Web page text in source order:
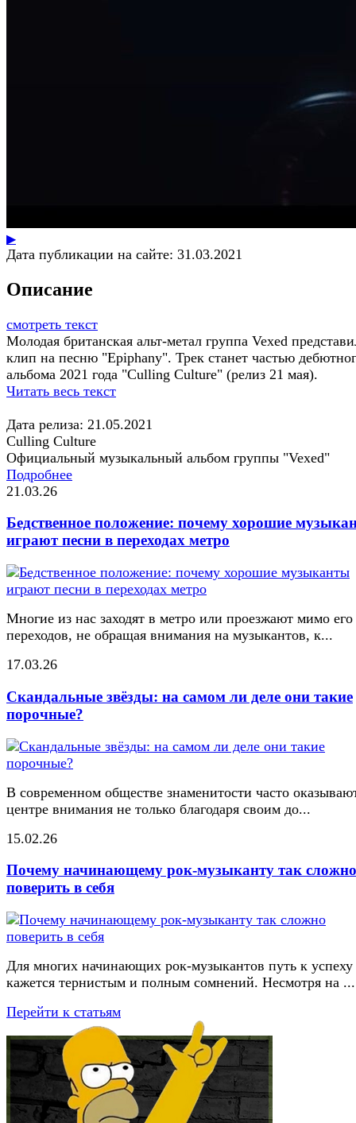
▶
Дата публикации на сайте: 31.03.2021
Описание
смотреть текст
Молодая британская альт-метал группа Vexed
клип на песню "Epiphany". Трек станет частью
альбома 2021 года "Culling Culture" (релиз 21 мая).
Читать весь текст
Дата релиза: 21.05.2021
Culling Culture
Официальный музыкальный альбом группы "Vexed"
Подробнее
21.03.26
Бедственное положение: почему хорошие
играют песни в переходах метро
Многие из нас заходят в метро или проезжают мимо его
переходов, не обращая внимания на музыкантов, к...
17.03.26
Скандальные звёзды: на самом ли деле они такие
порочные?
В современном обществе знаменитости часто
центре внимания не только благодаря своим до...
15.02.26
Почему начинающему рок-музыканту так сложно
поверить в себя
Для многих начинающих рок-музыкантов путь к успеху
кажется тернистым и полным сомнений. Несмотря на ...
Перейти к статьям